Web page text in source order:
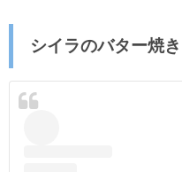
シイラのバター焼き